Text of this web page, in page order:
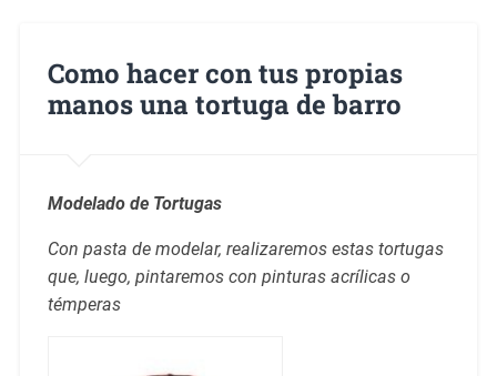
Como hacer con tus propias
manos una tortuga de barro
Modelado de Tortugas
Con pasta de modelar, realizaremos estas tortugas
que, luego, pintaremos con pinturas acrílicas o
témperas